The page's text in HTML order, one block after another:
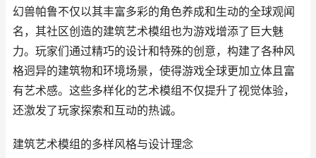
幻兽帕鲁不仅以其丰富多彩的角色养成和生动的全球观闻
名，其社区创造的建筑艺术模组也为游戏增添了巨大魅
力。玩家们通过精巧的设计和特殊的创意，构建了各种风
格迥异的建筑物和环境场景，使得游戏全球更加立体且富
有艺术感。这些多样化的艺术模组不仅提升了视觉体验，
还激发了玩家探索和互动的热诚。
建筑艺术模组的多样风格与设计理念